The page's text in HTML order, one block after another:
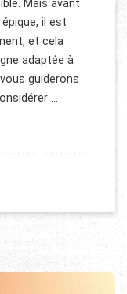
Mais avant
il est
et cela
adaptée à
guiderons
…
DE MONTAGNE ?